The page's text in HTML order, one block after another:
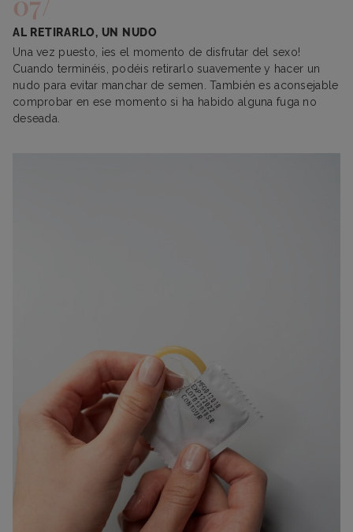
AL RETIRARLO, UN NUDO
Una vez puesto, ¡es el momento de disfrutar del sexo!
Cuando terminéis, podéis retirarlo suavemente y hacer un
nudo para evitar manchar de semen. También es aconsejable
comprobar en ese momento si ha habido alguna fuga no
deseada.